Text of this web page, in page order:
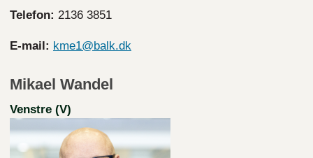
Telefon: 2136 3851
E-mail: kme1@balk.dk
Mikael Wandel
Venstre (V)